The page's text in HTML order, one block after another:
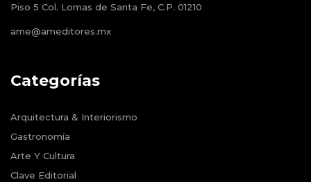
Piso 5 Col. Lomas de Santa Fe, C.P. 01210
ame@ameditores.mx
Categorías
Arquitectura & Interiorismo
Gastronomía
Arte Y Cultura
Clave Editorial